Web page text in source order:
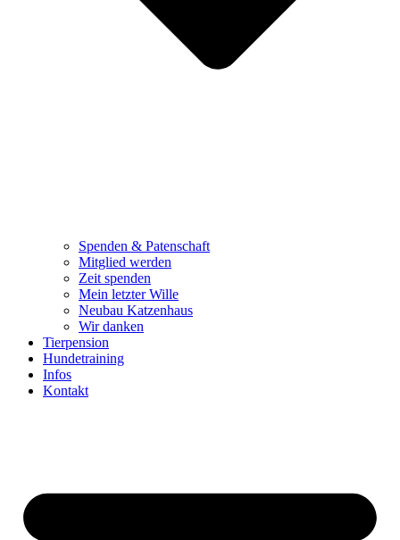
Spenden & Patenschaft
Mitglied werden
Zeit spenden
Mein letzter Wille
Neubau Katzenhaus
Wir danken
Tierpension
Hundetraining
Infos
Kontakt